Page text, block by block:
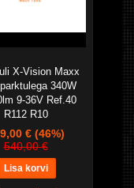
X-Vision Maxx
340W
9-36V Ref.40
R112 R10
€ (46%)
540,00 €